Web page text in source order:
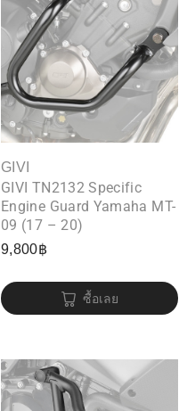
GIVI
GIVI TN2132 Specific
Engine Guard Yamaha MT-
09 (17 – 20)
9,800฿
ซื้อเลย